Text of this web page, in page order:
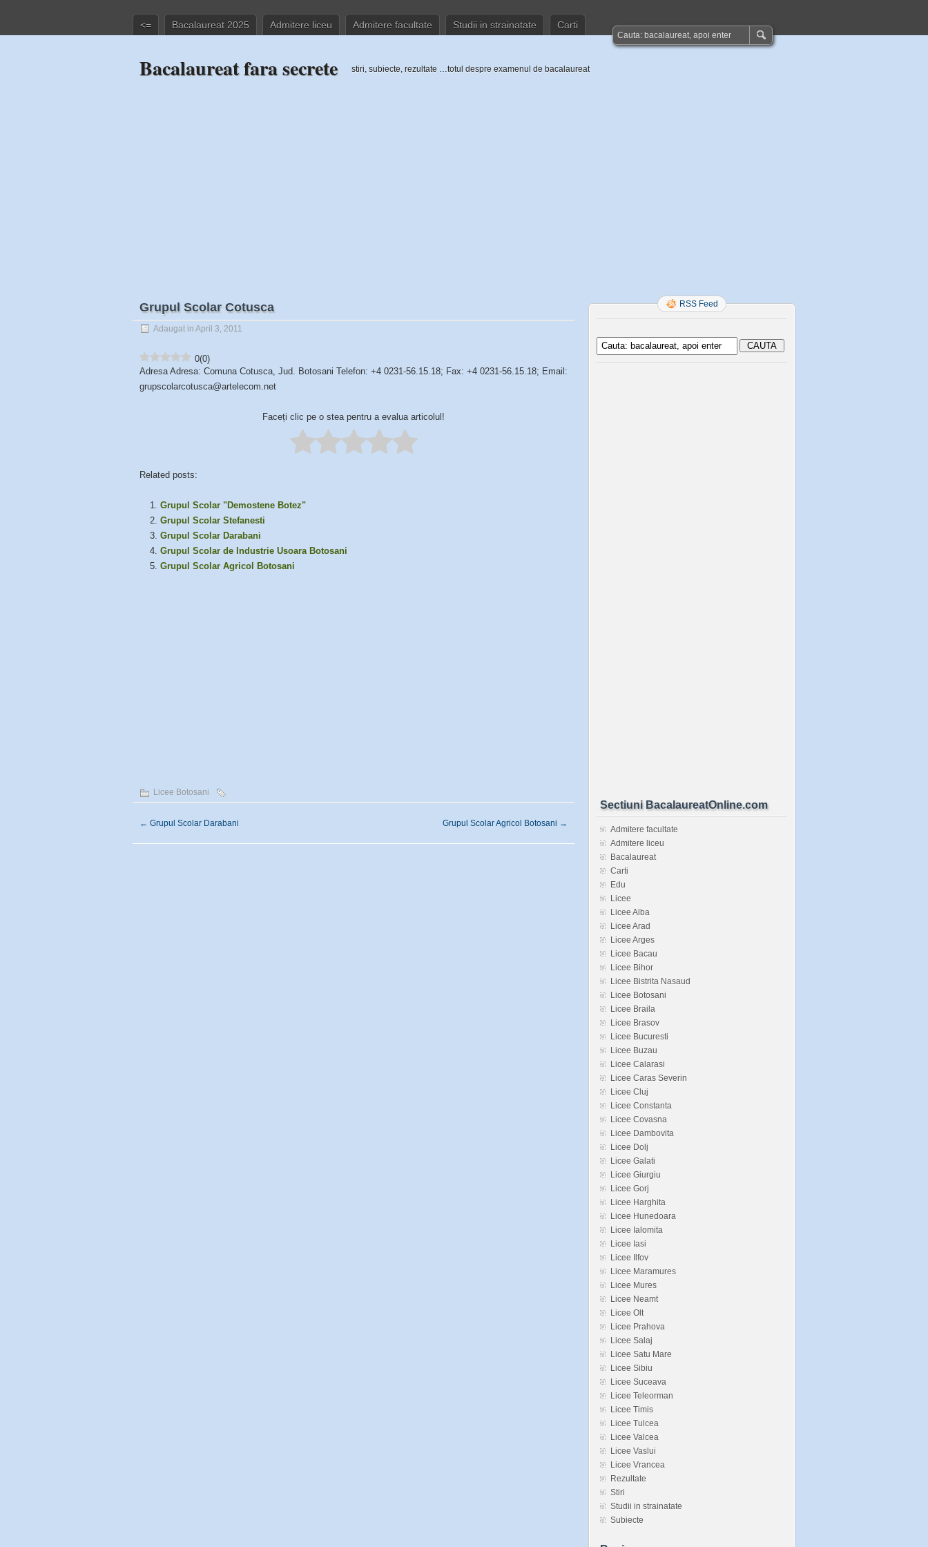
<= Bacalaureat 2025 Admitere liceu Admitere facultate Studii in strainatate Carti
Bacalaureat fara secrete stiri, subiecte, rezultate …totul despre examenul de bacalaureat
Grupul Scolar Cotusca
Adaugat in April 3, 2011
0(0)
Adresa Adresa: Comuna Cotusca, Jud. Botosani Telefon: +4 0231-56.15.18; Fax: +4 0231-56.15.18; Email:
grupscolarcotusca@artelecom.net
Faceți clic pe o stea pentru a evalua articolul!
Related posts:
Grupul Scolar "Demostene Botez"
Grupul Scolar Stefanesti
Grupul Scolar Darabani
Grupul Scolar de Industrie Usoara Botosani
Grupul Scolar Agricol Botosani
Licee Botosani
← Grupul Scolar Darabani Grupul Scolar Agricol Botosani →
RSS Feed
Sectiuni BacalaureatOnline.com
Admitere facultate
Admitere liceu
Bacalaureat
Carti
Edu
Licee
Licee Alba
Licee Arad
Licee Arges
Licee Bacau
Licee Bihor
Licee Bistrita Nasaud
Licee Botosani
Licee Braila
Licee Brasov
Licee Bucuresti
Licee Buzau
Licee Calarasi
Licee Caras Severin
Licee Cluj
Licee Constanta
Licee Covasna
Licee Dambovita
Licee Dolj
Licee Galati
Licee Giurgiu
Licee Gorj
Licee Harghita
Licee Hunedoara
Licee Ialomita
Licee Iasi
Licee Ilfov
Licee Maramures
Licee Mures
Licee Neamt
Licee Olt
Licee Prahova
Licee Salaj
Licee Satu Mare
Licee Sibiu
Licee Suceava
Licee Teleorman
Licee Timis
Licee Tulcea
Licee Valcea
Licee Vaslui
Licee Vrancea
Rezultate
Stiri
Studii in strainatate
Subiecte